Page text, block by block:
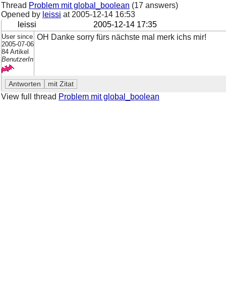
Thread Problem mit global_boolean (17 answers)
Opened by leissi at 2005-12-14 16:53
leissi
2005-12-14 17:35
User since
2005-07-06
84 Artikel
BenutzerIn
OH Danke sorry fürs nächste mal merk ichs mir!
View full thread Problem mit global_boolean